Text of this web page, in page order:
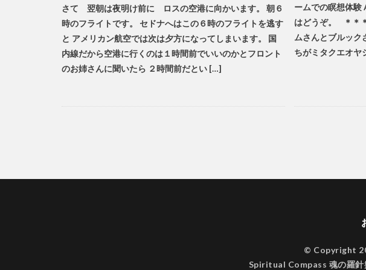
さて 翌朝は夜明け前に ロスの空港に向かいます。 朝６
時のフライトです。 セドナへはこの６時のフライトを逃す
と アメリカン航空では次は夕方になってしまいます。 国
内線だから空港に行くのは１時間前でいいのかとフロント
のお姉さんに聞いたら ２時間前だとい […]
ームでの瞑想体験
はどうぞ。 ＊＊
ムさんとブルック
ちがミタクエオヤ
© Copyright
Spiritual Compass 魂の羅針